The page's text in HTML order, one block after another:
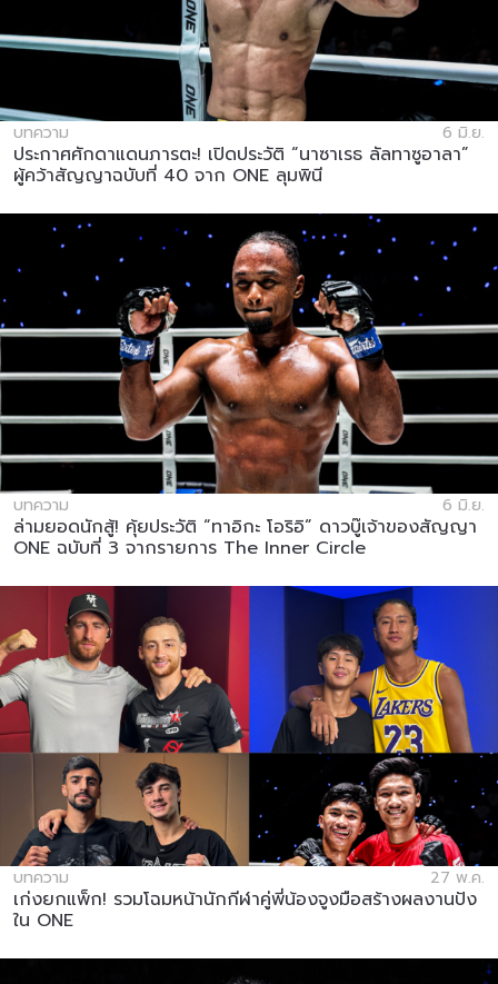
บทความ 6 มิ.ย.
ประกาศศักดาแดนภารตะ! เปิดประวัติ “นาซาเรธ ลัลทาซูอาลา”
ผู้คว้าสัญญาฉบับที่ 40 จาก ONE ลุมพินี
บทความ 6 มิ.ย.
ล่ามยอดนักสู้! คุ้ยประวัติ “ทาอิกะ โอริอิ” ดาวบู๊เจ้าของสัญญา
ONE ฉบับที่ 3 จากรายการ The Inner Circle
บทความ 27 พ.ค.
เก่งยกแพ็ก! รวมโฉมหน้านักกีฬาคู่พี่น้องจูงมือสร้างผลงานปัง
ใน ONE